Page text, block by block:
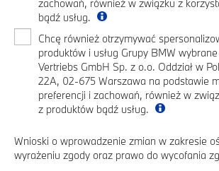
zachowań, również w związku z
bądź usług.
Chcę również otrzymywać
produktów i usług Grupy BMW
Vertriebs GmbH Sp. z o.o. Oddział w
22A, 02-675 Warszawa na podstawie
preferencji i zachowań, również w
z produktów bądź usług.
Wnioski o wprowadzenie zmian w zakresie
wyrażeniu zgody oraz prawo do wycofania